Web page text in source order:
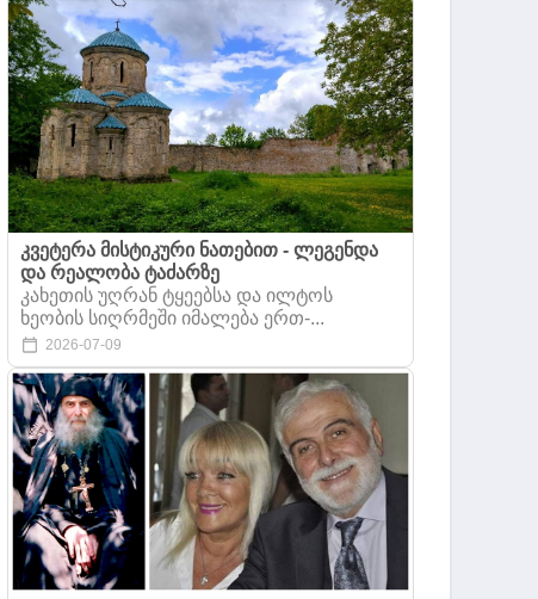
კვეტერა მისტიკური ნათებით - ლეგენდა
და რეალობა ტაძარზე
კახეთის უღრან ტყეებსა და ილტოს
ხეობის სიღრმეში იმალება ერთ-...
2026-07-09